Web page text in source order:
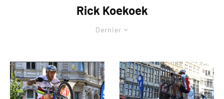
Rick Koekoek
Dernier